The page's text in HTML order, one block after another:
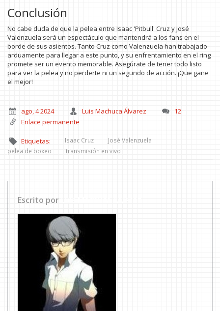
Conclusión
No cabe duda de que la pelea entre Isaac 'Pitbull' Cruz y José
Valenzuela será un espectáculo que mantendrá a los fans en el
borde de sus asientos. Tanto Cruz como Valenzuela han trabajado
arduamente para llegar a este punto, y su enfrentamiento en el ring
promete ser un evento memorable. Asegúrate de tener todo listo
para ver la pelea y no perderte ni un segundo de acción. ¡Que gane
el mejor!
ago, 4 2024 Luis Machuca Álvarez
12
Enlace permanente
Etiquetas: Isaac Cruz
José Valenzuela
pelea de boxeo
transmisión en vivo
Escrito por